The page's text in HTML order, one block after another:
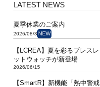
LATEST NEWS
夏季休業のご案内
2026/08/3 NEW
【LCREA】夏を彩るブレスレ
ットウォッチが新登場
2026/06/15
【SmartR】新機能「熱中警戒